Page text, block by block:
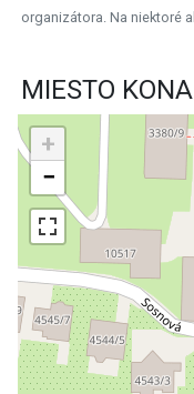
organizátora. Na niektoré
MIESTO
+
−